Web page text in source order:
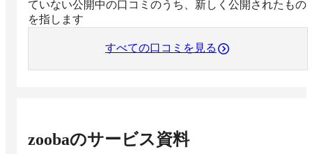
ていない公開中の口コミのうち、新しく公開されたもの
を指します
すべての口コミを見る
zoobaのサービス資料